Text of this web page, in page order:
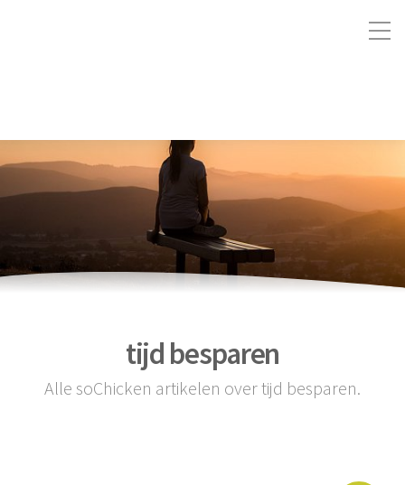
tijd besparen
Alle soChicken artikelen over tijd besparen.